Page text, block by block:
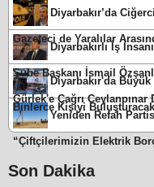
Diyarbakır’da
Gazeteci de Yaralılar
Diyarbakırlı İş
Şube Başkanı İsmail
Gürlek'e Çağrı Ceylanpınar
Diyarbakır'da
Binlerce Kişiyi
Yeniden Refah
“Çiftçilerimizin Elektrik
Son Dakika